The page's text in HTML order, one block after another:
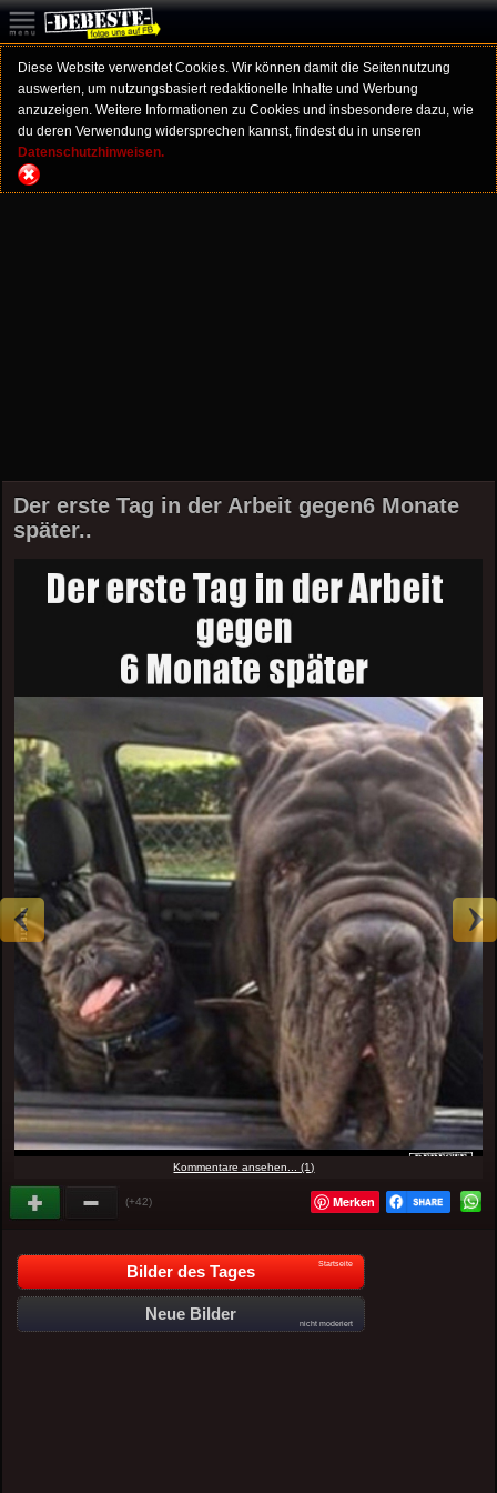
Diese Website verwendet Cookies. Wir können damit die Seitennutzung
auswerten, um nutzungsbasiert redaktionelle Inhalte und Werbung
anzuzeigen. Weitere Informationen zu Cookies und insbesondere dazu, wie
du deren Verwendung widersprechen kannst, findest du in unseren
Datenschutzhinweisen.
Der erste Tag in der Arbeit gegen6 Monate
später..
Kommentare ansehen... (1)
(+42) Merken
Bilder des Tages Startseite
Neue Bilder
nicht moderiert